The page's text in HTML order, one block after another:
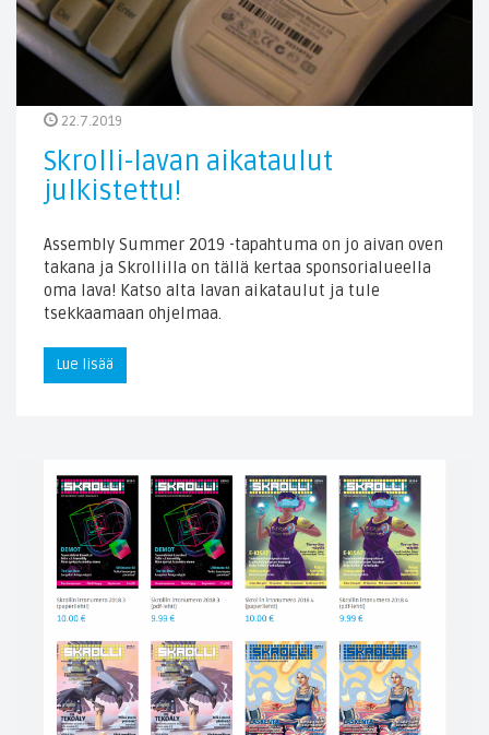
22.7.2019
Skrolli-lavan aikataulut
julkistettu!
Assembly Summer 2019 -tapahtuma on jo aivan oven
takana ja Skrollilla on tällä kertaa sponsorialueella
oma lava! Katso alta lavan aikataulut ja tule
tsekkaamaan ohjelmaa.
Lue lisää